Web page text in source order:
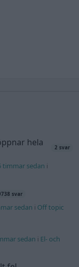
hela
2 svar
timmar sedan i
svar
sedan i Off topic
sedan i El- och